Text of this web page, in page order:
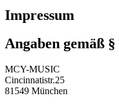
Impressum
Angaben gemäß
MCY-MUSIC
Cincinnatistr.25
81549 München